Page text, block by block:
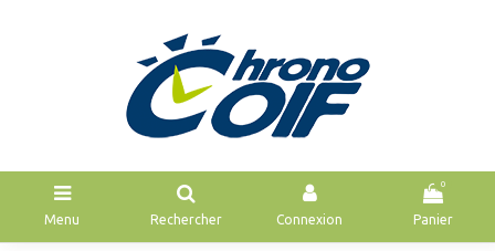
Menu Rechercher Connexion
0
Panier